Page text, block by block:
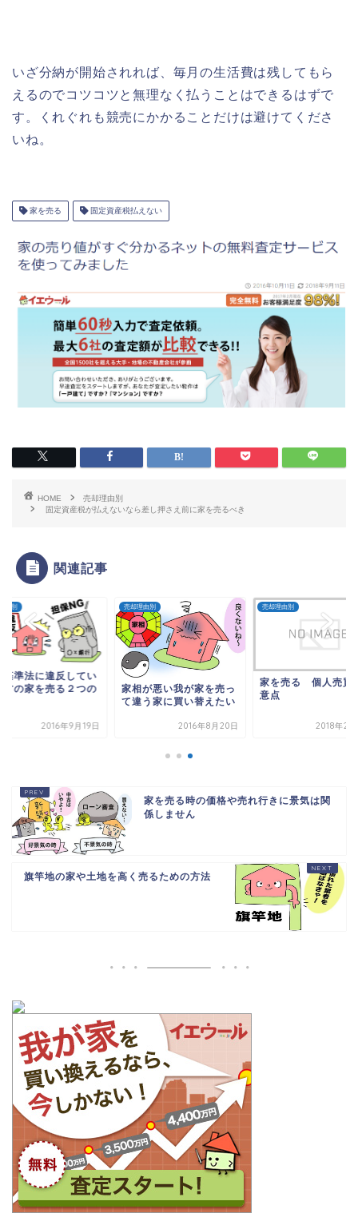
いざ分納が開始されれば、毎月の生活費は残してもら
えるのでコツコツと無理なく払うことはできるはずで
す。くれぐれも競売にかかることだけは避けてくださ
いね。
家を売る 固定資産税払えない
HOME
売却理由別
固定資産税が払えないなら差し押さえ前に家を売るべき
関連記事
由別
基準法に違反してい
古の家を売る２つの
2016年9月19日
売却理由別
家相が悪い我が家を売っ
て違う家に買い替えたい
2016年8月20日
売却理由別
家を売る 個人売買
意点
2018年2
家を売る時の価格や売れ行きに景気は関
係しません
旗竿地の家や土地を高く売るための方法